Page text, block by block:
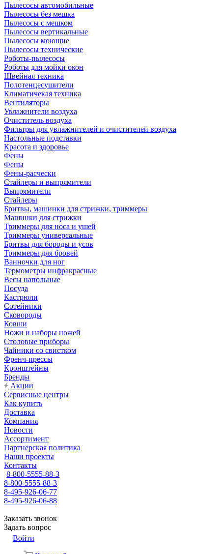
Пылесосы автомобильные
Пылесосы без мешка
Пылесосы с мешком
Пылесосы вертикальные
Пылесосы моющие
Пылесосы технические
Роботы-пылесосы
Роботы для мойки окон
Швейная техника
Полотенцесушители
Климатичекая техника
Вентиляторы
Увлажнители воздуха
Очиститель воздуха
Фильтры для увлажнителей и очистителей воздуха
Настольные подставки
Красота и здоровье
Фены
Фены
Фены-расчески
Стайлеры и выпрямители
Выпрямители
Стайлеры
Бритвы, машинки для стрижки, триммеры
Машинки для стрижки
Триммеры для носа и ушей
Триммеры универсальные
Бритвы для бороды и усов
Триммеры для бровей
Ванночки для ног
Термометры инфракрасные
Весы напольные
Посуда
Кастрюли
Сотейники
Сковороды
Ковши
Ножи и наборы ножей
Столовые приборы
Чайники со свистком
Френч-прессы
Кронштейны
Бренды
Акции
Сервисные центры
Как купить
Доставка
Компания
Новости
Ассортимент
Партнерская политика
Наши проекты
Контакты
8-800-5555-88-3
8-800-5555-88-3
8-495-926-06-77
8-495-926-06-88
Заказать звонок
Задать вопрос
Войти